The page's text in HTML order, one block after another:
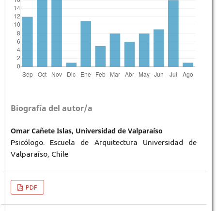
Biografía del autor/a
Omar Cañete Islas, Universidad de Valparaíso
Psicólogo. Escuela de Arquitectura Universidad de
Valparaíso, Chile
PDF